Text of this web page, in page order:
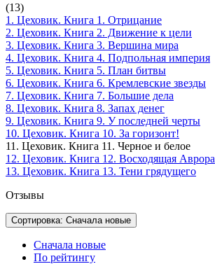
(13)
1. Цеховик. Книга 1. Отрицание
2. Цеховик. Книга 2. Движение к цели
3. Цеховик. Книга 3. Вершина мира
4. Цеховик. Книга 4. Подпольная империя
5. Цеховик. Книга 5. План битвы
6. Цеховик. Книга 6. Кремлевские звезды
7. Цеховик. Книга 7. Большие дела
8. Цеховик. Книга 8. Запах денег
9. Цеховик. Книга 9. У последней черты
10. Цеховик. Книга 10. За горизонт!
11. Цеховик. Книга 11. Черное и белое
12. Цеховик. Книга 12. Восходящая Аврора
13. Цеховик. Книга 13. Тени грядущего
Отзывы
Сортировка: Сначала новые
Сначала новые
По рейтингу